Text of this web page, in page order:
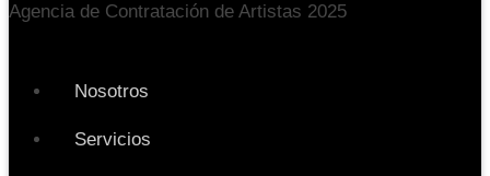
Agencia de Contratación de Artistas 2025
Nosotros
Servicios